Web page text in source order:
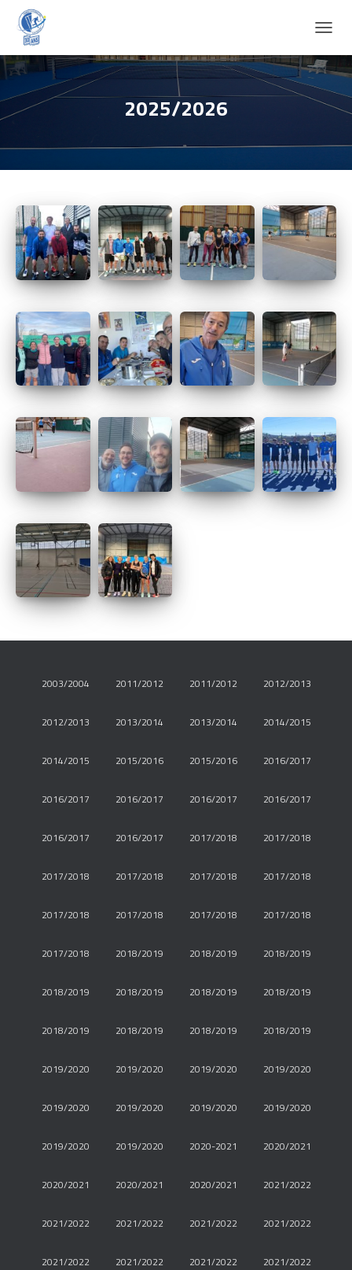
É
P
I
L
N
V
I
G
A
T
I
O
N
2025/2026
2003/2004 2011/2012 2011/2012 2012/2013
2012/2013 2013/2014 2013/2014 2014/2015
2014/2015 2015/2016 2015/2016 2016/2017
2016/2017 2016/2017 2016/2017 2016/2017
2016/2017 2016/2017 2017/2018 2017/2018
2017/2018 2017/2018 2017/2018 2017/2018
2017/2018 2017/2018 2017/2018 2017/2018
2017/2018 2018/2019 2018/2019 2018/2019
2018/2019 2018/2019 2018/2019 2018/2019
2018/2019 2018/2019 2018/2019 2018/2019
2019/2020 2019/2020 2019/2020 2019/2020
2019/2020 2019/2020 2019/2020 2019/2020
2019/2020 2019/2020 2020-2021 2020/2021
2020/2021 2020/2021 2020/2021 2021/2022
2021/2022 2021/2022 2021/2022 2021/2022
2021/2022 2021/2022 2021/2022 2021/2022